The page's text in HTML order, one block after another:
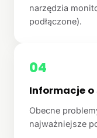
narzędzia
podłączone).
04
Informacje
Obecne
najważniejsze